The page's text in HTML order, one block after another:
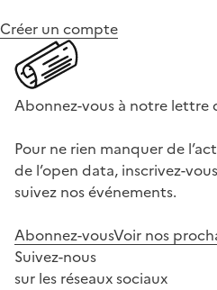
Créer un compte
Abonnez-vous à notre
Pour ne rien manquer de
de l’open data, inscrivez-
suivez nos événements.
Abonnez-vousVoir nos
Suivez-nous
sur les réseaux sociaux